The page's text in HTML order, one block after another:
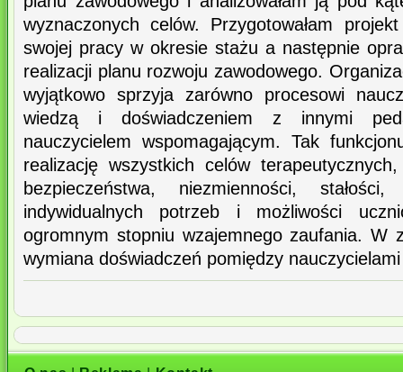
wyznaczonych celów. Przygotowałam
swojej pracy w okresie stażu a następnie
realizacji planu rozwoju zawodowego.
wyjątkowo sprzyja zarówno procesowi
wiedzą i doświadczeniem z innymi
nauczycielem wspomagającym. Tak
realizację wszystkich celów
bezpieczeństwa, niezmienności,
indywidualnych potrzeb i możliwości
ogromnym stopniu wzajemnego zaufania. W
wymiana doświadczeń pomiędzy